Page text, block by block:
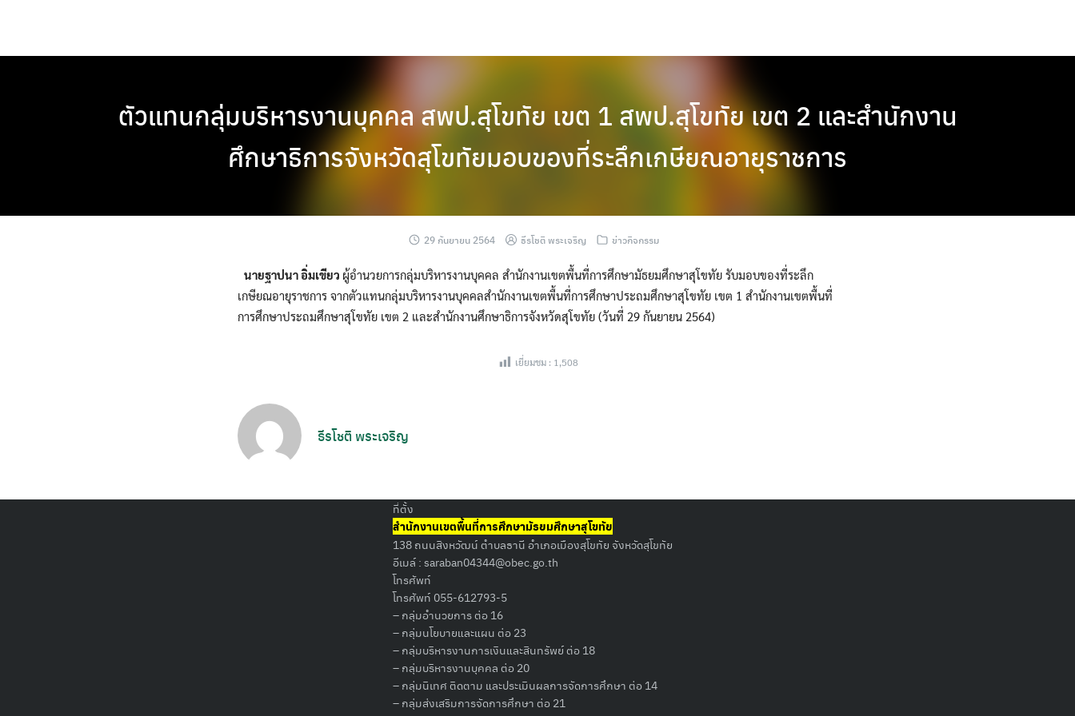
ตัวแทนกลุ่มบริหารงานบุคคล สพป.สุโขทัย เขต 1 สพป.สุโขทัย เขต 2 และสำนักงาน
ศึกษาธิการจังหวัดสุโขทัยมอบของที่ระลึกเกษียณอายุราชการ
29 กันยายน 2564 ธีรโชติ พระเจริญ ข่าวกิจกรรม
นายฐาปนา อิ่มเขียว ผู้อำนวยการกลุ่มบริหารงานบุคคล สำนักงานเขตพื้นที่การศึกษามัธยมศึกษาสุโขทัย รับมอบของที่ระลึก
เกษียณอายุราชการ จากตัวแทนกลุ่มบริหารงานบุคคลสำนักงานเขตพื้นที่การศึกษาประถมศึกษาสุโขทัย เขต 1 สำนักงานเขตพื้นที่
การศึกษาประถมศึกษาสุโขทัย เขต 2 และสำนักงานศึกษาธิการจังหวัดสุโขทัย (วันที่ 29 กันยายน 2564)
เยี่ยมชม : 1,508
ธีรโชติ พระเจริญ
ที่ตั้ง
สำนักงานเขตพื้นที่การศึกษามัธยมศึกษาสุโขทัย
138 ถนนสิงหวัฒน์ ตำบลธานี อำเภอเมืองสุโขทัย จังหวัดสุโขทัย
อีเมล์ : saraban04344@obec.go.th
โทรศัพท์
โทรศัพท์ 055-612793-5
– กลุ่มอำนวยการ ต่อ 16
– กลุ่มนโยบายและแผน ต่อ 23
– กลุ่มบริหารงานการเงินและสินทรัพย์ ต่อ 18
– กลุ่มบริหารงานบุคคล ต่อ 20
– กลุ่มนิเทศ ติดตาม และประเมินผลการจัดการศึกษา ต่อ 14
– กลุ่มส่งเสริมการจัดการศึกษา ต่อ 21